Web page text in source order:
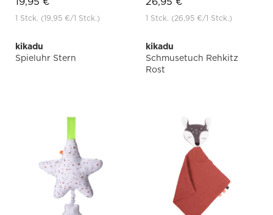
1 Stck. (19,95 €/1 Stck.) 1 Stck. (26,95 €/1 Stck.)
kikadu
Spieluhr Stern
kikadu
Schmusetuch Rehkitz
Rost